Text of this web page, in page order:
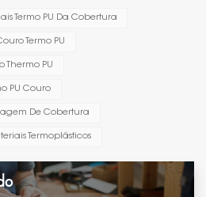
Termo PU Da Cobertura
Termo PU
Thermo PU
PU Couro
De Cobertura
Termoplásticos